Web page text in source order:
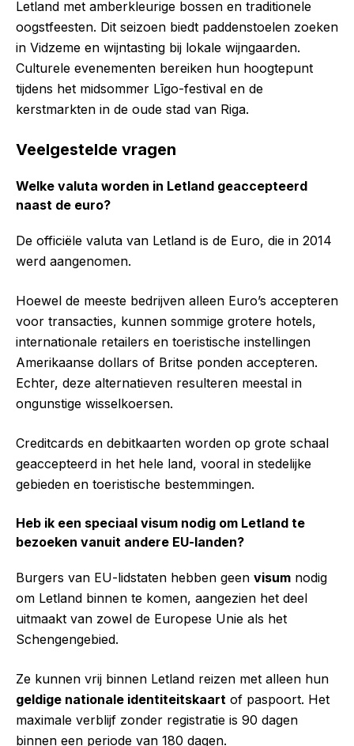
Letland met amberkleurige bossen en traditionele
oogstfeesten. Dit seizoen biedt paddenstoelen zoeken
in Vidzeme en wijntasting bij lokale wijngaarden.
Culturele evenementen bereiken hun hoogtepunt
tijdens het midsommer Līgo-festival en de
kerstmarkten in de oude stad van Riga.
Veelgestelde vragen
Welke valuta worden in Letland geaccepteerd
naast de euro?
De officiële valuta van Letland is de Euro, die in 2014
werd aangenomen.
Hoewel de meeste bedrijven alleen Euro’s accepteren
voor transacties, kunnen sommige grotere hotels,
internationale retailers en toeristische instellingen
Amerikaanse dollars of Britse ponden accepteren.
Echter, deze alternatieven resulteren meestal in
ongunstige wisselkoersen.
Creditcards en debitkaarten worden op grote schaal
geaccepteerd in het hele land, vooral in stedelijke
gebieden en toeristische bestemmingen.
Heb ik een speciaal visum nodig om Letland te
bezoeken vanuit andere EU-landen?
Burgers van EU-lidstaten hebben geen visum nodig
om Letland binnen te komen, aangezien het deel
uitmaakt van zowel de Europese Unie als het
Schengengebied.
Ze kunnen vrij binnen Letland reizen met alleen hun
geldige nationale identiteitskaart of paspoort. Het
maximale verblijf zonder registratie is 90 dagen
binnen een periode van 180 dagen.